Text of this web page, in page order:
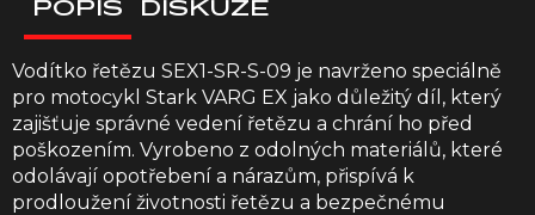
POPIS DISKUZE
Vodítko řetězu SEX1-SR-S-09 je navrženo speciálně
pro motocykl Stark VARG EX jako důležitý díl, který
zajišťuje správné vedení řetězu a chrání ho před
poškozením. Vyrobeno z odolných materiálů, které
odolávají opotřebení a nárazům, přispívá k
prodloužení životnosti řetězu a bezpečnému